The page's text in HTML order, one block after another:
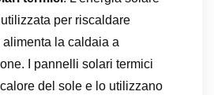
per riscaldare
alimenta la caldaia a
I pannelli solari termici
del sole e lo utilizzano